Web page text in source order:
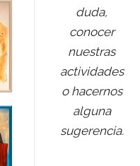
duda,
conocer
nuestras
actividades
o hacernos
alguna
sugerencia.